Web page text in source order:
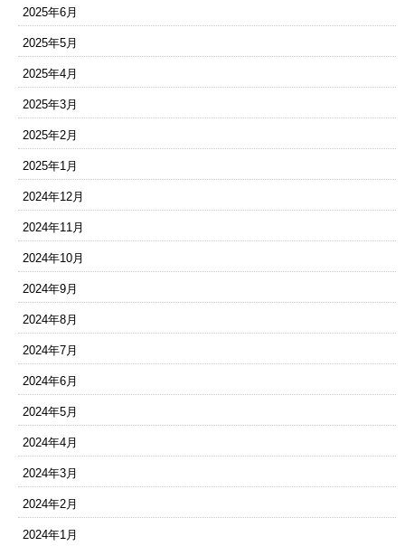
2025年6月
2025年5月
2025年4月
2025年3月
2025年2月
2025年1月
2024年12月
2024年11月
2024年10月
2024年9月
2024年8月
2024年7月
2024年6月
2024年5月
2024年4月
2024年3月
2024年2月
2024年1月